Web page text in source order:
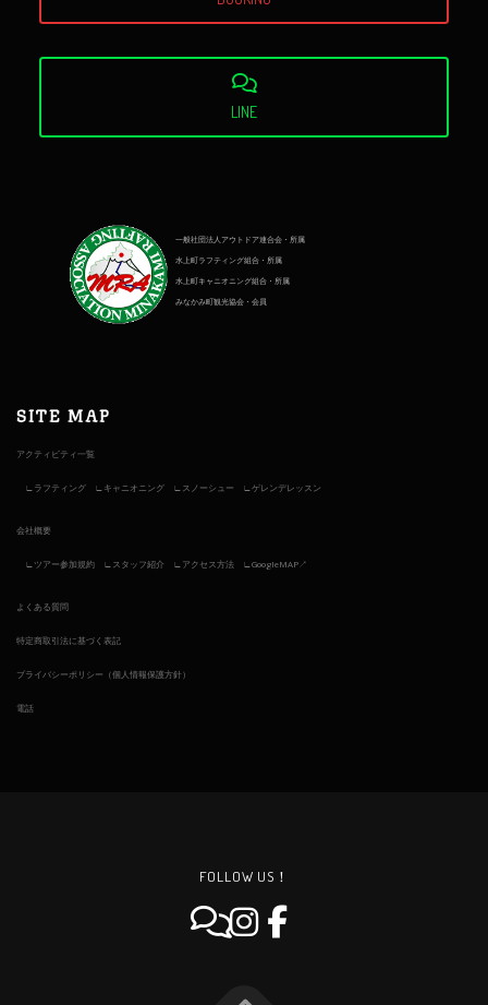
LINE
一般社団法人アウトドア連合会・所属
水上町ラフティング組合・所属
水上町キャニオニング組合・所属
みなかみ町観光協会・会員
SITE MAP
アクティビティ一覧
ラフティング キャニオニング スノーシュー ゲレンデレッスン
会社概要
ツアー参加規約 スタッフ紹介 アクセス方法 GoogleMAP↗︎
よくある質問
特定商取引法に基づく表記
プライバシーポリシー（個人情報保護方針）
電話
FOLLOW US！